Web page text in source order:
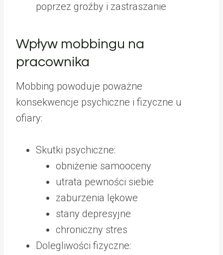
poprzez groźby i zastraszanie
Wpływ mobbingu na
pracownika
Mobbing powoduje poważne
konsekwencje psychiczne i fizyczne u
ofiary:
Skutki psychiczne:
obniżenie samooceny
utrata pewności siebie
zaburzenia lękowe
stany depresyjne
chroniczny stres
Dolegliwości fizyczne: